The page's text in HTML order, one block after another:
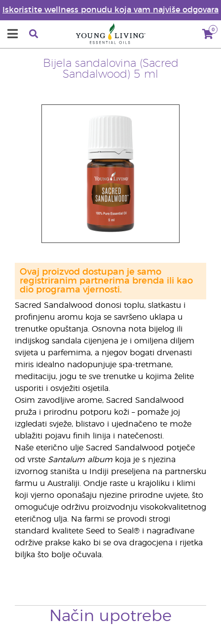
Iskoristite wellness ponudu koja vam najviše odgovara
0
Bijela sandalovina (Sacred
Sandalwood) 5 ml
Sacred Sandalwood donosi toplu, slatkastu i
profinjenu aromu koja se savršeno uklapa u
trenutke opuštanja. Osnovna nota bijelog ili
indijskog sandala cijenjena je i omiljena diljem
svijeta u parfemima, a njegov bogati drvenasti
miris idealno nadopunjuje spa-tretmane,
meditaciju, jogu te sve trenutke u kojima želite
usporiti i osvježiti osjetila.
Osim zavodljive arome, Sacred Sandalwood
pruža i prirodnu potporu koži – pomaže joj
izgledati svježe, blistavo i ujednačeno te može
ublažiti pojavu finih linija i natečenosti.
Naše eterično ulje Sacred Sandalwood potječe
od vrste Santalum album koja je s njezina
izvornog staništa u Indiji preseljena na partnersku
farmu u Australiji. Ondje raste u krajoliku i klimi
koji vjerno oponašaju njezine prirodne uvjete, što
omogućuje održivu proizvodnju visokokvalitetnog
eteričnog ulja. Na farmi se provodi strogi
standard kvalitete Seed to Seal® i nagrađivane
održive prakse kako bi se ova dragocjena i rijetka
biljka što bolje očuvala.
Ovaj proizvod dostupan je samo
registriranim partnerima brenda ili kao
dio programa vjernosti.
Način upotrebe